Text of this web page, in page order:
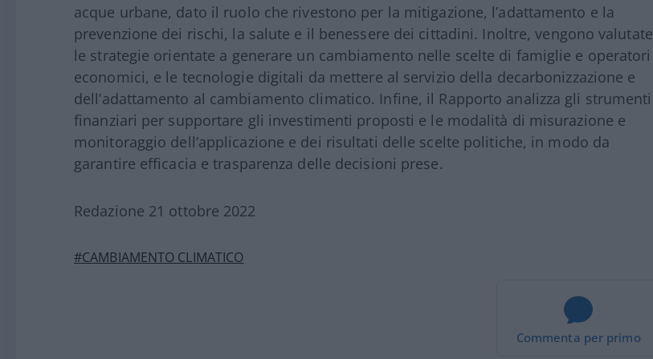
acque urbane, dato il ruolo che rivestono per la mitigazione, l’adattamento e la
prevenzione dei rischi, la salute e il benessere dei cittadini. Inoltre, vengono valutate
le strategie orientate a generare un cambiamento nelle scelte di famiglie e operatori
economici, e le tecnologie digitali da mettere al servizio della decarbonizzazione e
dell’adattamento al cambiamento climatico. Infine, il Rapporto analizza gli strumenti
finanziari per supportare gli investimenti proposti e le modalità di misurazione e
monitoraggio dell’applicazione e dei risultati delle scelte politiche, in modo da
garantire efficacia e trasparenza delle decisioni prese.
Redazione 21 ottobre 2022
#CAMBIAMENTO CLIMATICO
Commenta per primo